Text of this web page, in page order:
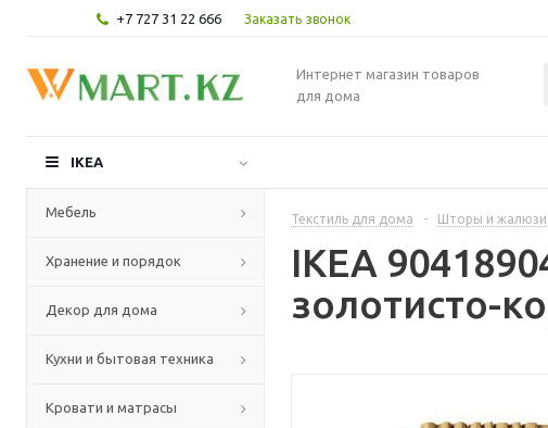
+7 727 31 22 666 Заказать звонок
Интернет магазин товаров
для дома
IKEA
Мебель
Хранение и порядок
Декор для дома
Кухни и бытовая техника
Кровати и матрасы
Текстиль для дома - Шторы и жалюзи
IKEA
золотисто-